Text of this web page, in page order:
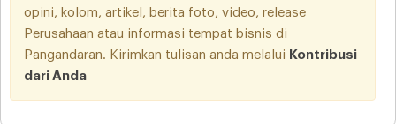
opini, kolom, artikel, berita foto, video, release
Perusahaan atau informasi tempat bisnis di
Pangandaran. Kirimkan tulisan anda melalui Kontribusi
dari Anda